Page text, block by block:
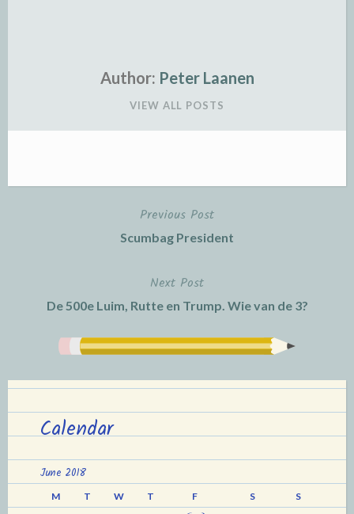
Author: Peter Laanen
VIEW ALL POSTS
Previous Post
Scumbag President
Next Post
De 500e Luim, Rutte en Trump. Wie van de 3?
Calendar
June 2018
M T W T F S S